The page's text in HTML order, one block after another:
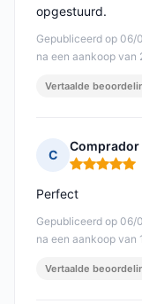
Gepubliceerd op 06/
na een aankoop van
opgestuurd.
Vertaalde
C
Opmerking:
Gepubliceerd op 06/
na een aankoop van
Perfect
Vertaalde